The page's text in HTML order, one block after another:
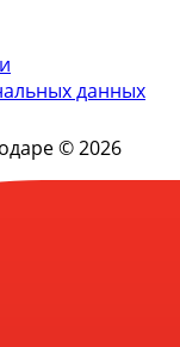
данных
© 2026